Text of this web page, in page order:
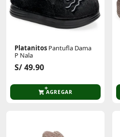
Platanitos Pantufla Dama
P Nala
S/ 49.90
AGREGAR